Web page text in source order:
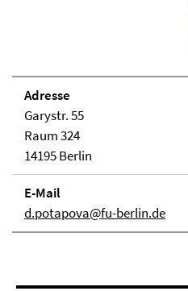
Adresse
Garystr. 55
Raum 324
14195 Berlin
E-Mail
d.potapova@fu-berlin.de